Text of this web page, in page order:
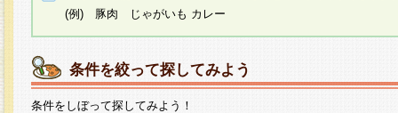
(例) 豚肉 じゃがいも カレー
条件を絞って探してみよう
条件をしぼって探してみよう！